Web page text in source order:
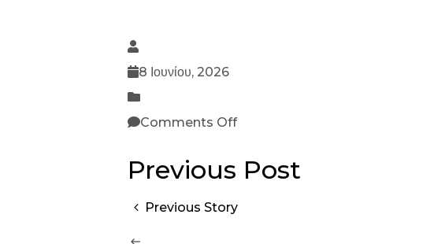
8 Ιουνίου, 2026
Comments Off
Previous Post
Previous Story